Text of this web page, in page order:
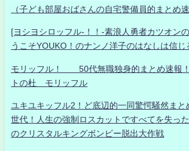
（子ども部屋おばさんの自宅警備員的まとめ速
[ヨシヨシロッフル-！！-素浪人勇者カツオン
うこそYOUKO！のナンノ洋子のはなしは信じ
モリッフル！ 50代無職独身的まとめ速報！
トの杜 モリッフル
ユキユキッフル2！ど底辺的一同驚愕騒然まと
世代！人生の強制ロスカットですべてを失っ
のクリスタルキングボンビー脱出大作戦